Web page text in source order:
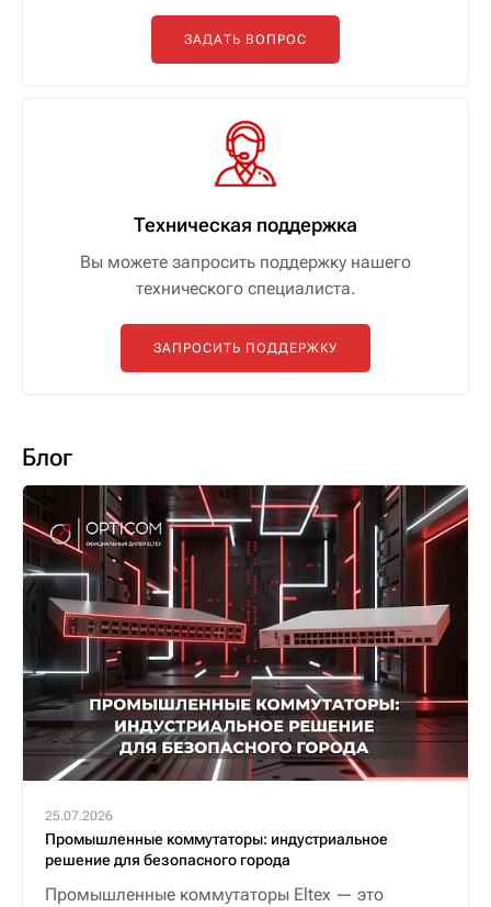
ЗАДАТЬ ВОПРОС
Техническая поддержка
Вы можете запросить поддержку нашего
технического специалиста.
ЗАПРОСИТЬ ПОДДЕРЖКУ
Блог
25.07.2026
Промышленные коммутаторы: индустриальное
решение для безопасного города
Промышленные коммутаторы Eltex — это